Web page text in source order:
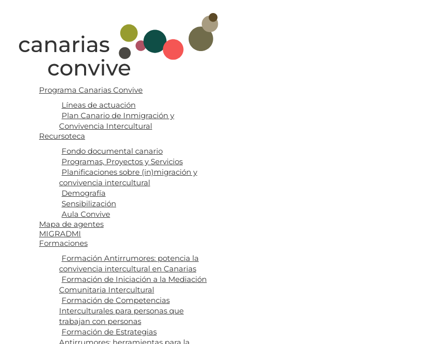
Programa Canarias Convive
Líneas de actuación
Plan Canario de Inmigración y
Convivencia Intercultural
Recursoteca
Fondo documental canario
Programas, Proyectos y Servicios
Planificaciones sobre (in)migración y
convivencia intercultural
Demografía
Sensibilización
Aula Convive
Mapa de agentes
MIGRADMI
Formaciones
Formación Antirrumores: potencia la
convivencia intercultural en Canarias
Formación de Iniciación a la Mediación
Comunitaria Intercultural
Formación de Competencias
Interculturales para personas que
trabajan con personas
Formación de Estrategias